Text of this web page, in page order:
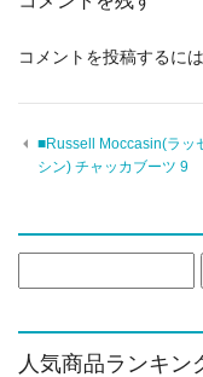
コメントを投稿するには
■Russell Moccasin(ラッ
シン) チャッカブーツ 9
索:
人気商品ランキン